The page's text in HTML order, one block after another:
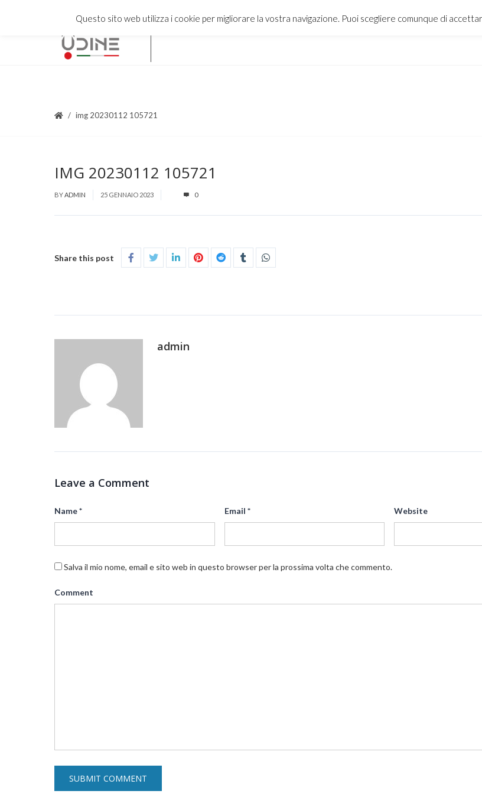
img 20230112 105721
IMG 20230112 105721
BYADMIN 25 GENNAIO 2023 0
Share this post
admin
Leave a Comment
Name* Email * Website
Salva il mio nome, email e sito web in questo browser per la prossima volta che commento.
Comment
Questo sito web utilizza i cookie per migliorare la vostra navigazione. Puoi scegliere comunque di